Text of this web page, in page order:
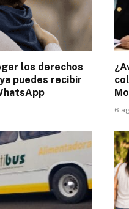
los derechos
puedes recibir
6